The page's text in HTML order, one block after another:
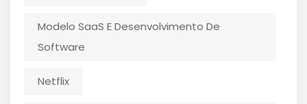
Modelo SaaS E Desenvolvimento De
Software
Netflix